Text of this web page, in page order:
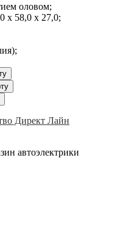
оловом;
х 58,0 х 27,0;
Директ Лайн
автоэлектрики